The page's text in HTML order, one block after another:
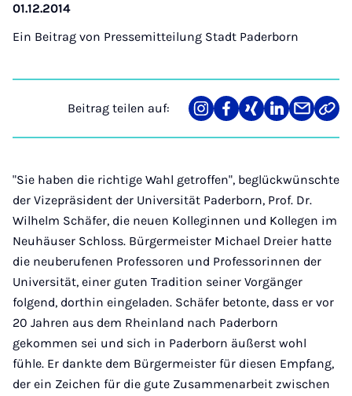
01.12.2014
Ein Beitrag von Pressemitteilung Stadt Paderborn
Beitrag teilen auf:
Teilen
auf
Teilen
auf
Teilen
auf
Teilen
auf
Teilen
über
Mail
Link
"Sie haben die richtige Wahl getroffen", beglückwünschte
der Vizepräsident der Universität Paderborn, Prof. Dr.
Wilhelm Schäfer, die neuen Kolleginnen und Kollegen im
Neuhäuser Schloss. Bürgermeister Michael Dreier hatte
die neuberufenen Professoren und Professorinnen der
Universität, einer guten Tradition seiner Vorgänger
folgend, dorthin eingeladen. Schäfer betonte, dass er vor
20 Jahren aus dem Rheinland nach Paderborn
gekommen sei und sich in Paderborn äußerst wohl
fühle. Er dankte dem Bürgermeister für diesen Empfang,
der ein Zeichen für die gute Zusammenarbeit zwischen